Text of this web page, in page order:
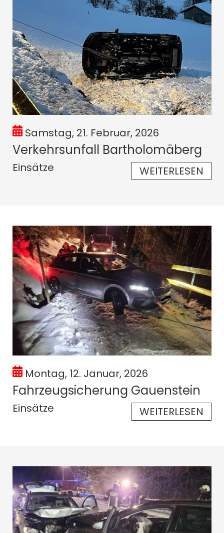
Samstag, 21. Februar, 2026
Verkehrsunfall Bartholomäberg
Einsätze WEITERLESEN
Montag, 12. Januar, 2026
Fahrzeugsicherung Gauenstein
Einsätze WEITERLESEN